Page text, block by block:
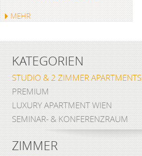
MEHR
KATEGORIEN
STUDIO & 2 ZIMMER APARTMENTS
PREMIUM
LUXURY APARTMENT WIEN
SEMINAR- & KONFERENZRAUM
ZIMMER